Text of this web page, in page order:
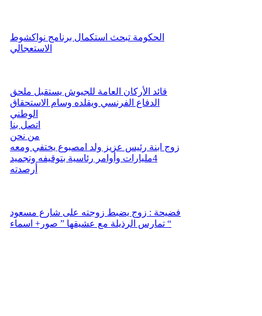
الحكومة تبحث استكمال برنامج نواكشوط
الاستعجالي
قائد الأركان العامة للجيوش يستقبل ملحق
الدفاع الفرنسي ويقلده وسام الاستحقاق
الوطني
اتصل بنا
من نحن
زوج ابنة رئيس عزيز ولد امصبوع يختفي ومعه
4مليارات وأوامر رئاسية بتوقيفه وتجميد
أرصدته
فضيحة : زوج يضبط زوجته على شارع مسعود
تمارس الرذيلة مع عشيقها ” صور+ اسماء “